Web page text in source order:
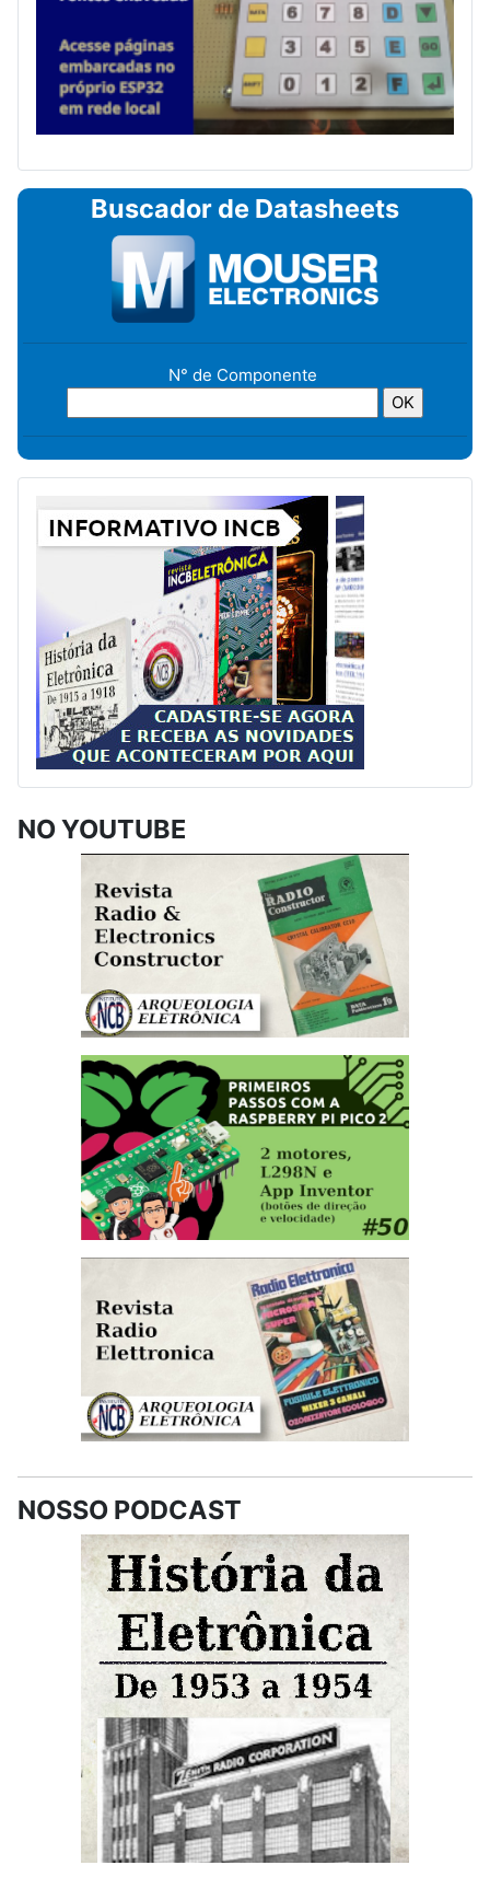
Buscador de Datasheets
N° de Componente
NO YOUTUBE
NOSSO PODCAST